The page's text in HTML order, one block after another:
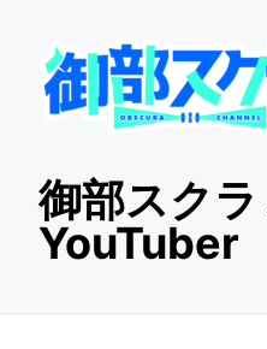
御部スク
YouTuber